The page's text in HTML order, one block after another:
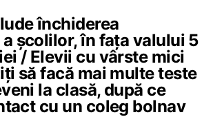
închiderea
școlilor, în fața valului 5
/ Elevii cu vârste mici
să facă mai multe teste
la clasă, după ce
cu un coleg bolnav